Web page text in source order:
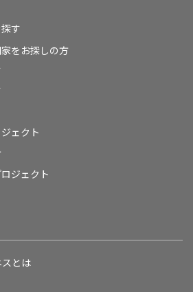
す
をお探しの方
ェクト
ジェクト
とは